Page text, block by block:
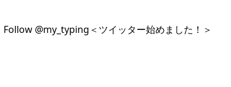
@my_typing＜ツイッター始めました！＞